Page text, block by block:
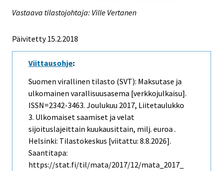
Vastaava tilastojohtaja: Ville Vertanen
Päivitetty 15.2.2018
Viittausohje:
Suomen virallinen tilasto (SVT): Maksutase ja
ulkomainen varallisuusasema [verkkojulkaisu].
ISSN=2342-3463. Joulukuu 2017, Liitetaulukko
3. Ulkomaiset saamiset ja velat
sijoituslajeittain kuukausittain, milj. euroa .
Helsinki: Tilastokeskus [viitattu: 8.8.2026].
Saantitapa:
https://stat.fi/til/mata/2017/12/mata_2017_